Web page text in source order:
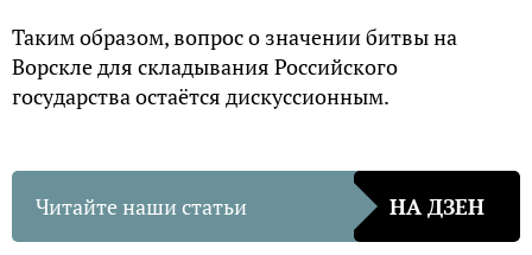
Таким образом, вопрос о значении битвы на
Ворскле для складывания Российского
государства остаётся дискуссионным.
Читайте наши статьи НА ДЗЕН